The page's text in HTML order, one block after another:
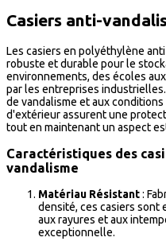
Casiers anti-
Les casiers en polyéthylène
robuste et durable pour le
environnements, des écoles
par les entreprises
de vandalisme et aux
d'extérieur assurent une
tout en maintenant un aspect
Caractéristiques des
vandalisme
Matériau Résistant:
densité, ces casiers sont
aux rayures et aux
exceptionnelle.